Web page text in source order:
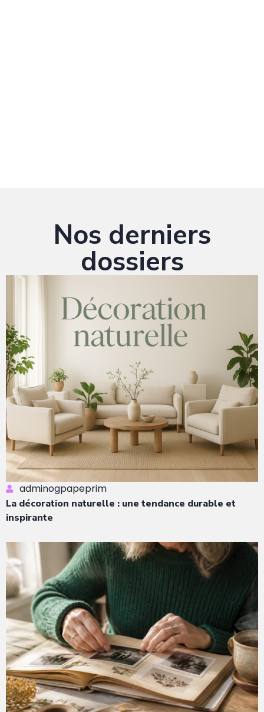
Nos derniers
dossiers
adminogpapeprim
La décoration naturelle : une tendance durable et
inspirante